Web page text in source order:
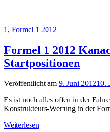
1 , Formel 1 2012
Formel 1 2012
Startpositionen
Veröffentlicht am 9. Juni 201210.
Es ist noch alles offen in der
Konstrukteurs-Wertung in der
Weiterlesen